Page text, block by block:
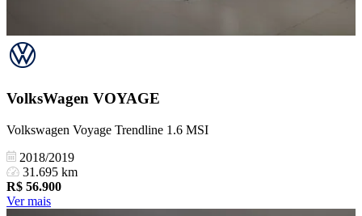
VolksWagen VOYAGE
Volkswagen Voyage Trendline 1.6 MSI
2018/2019
31.695 km
R$ 56.900
Ver mais